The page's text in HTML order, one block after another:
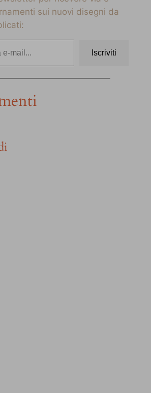
sui nuovi disegni da
Iscriviti